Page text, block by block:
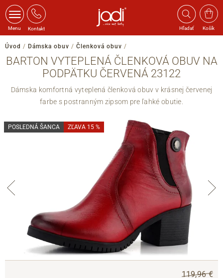
Menu Kontakt Hľadať Košík
Úvod / Dámska obuv / Členková obuv /
BARTON VYTEPLENÁ ČLENKOVÁ OBUV NA
PODPÄTKU ČERVENÁ 23122
Dámska komfortná vyteplená členková obuv v krásnej červenej
farbe s postranným zipsom pre ľahké obutie.
POSLEDNÁ ŠANCA ZĽAVA 15 %
119,96 €